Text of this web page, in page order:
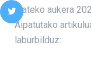
izateko aukera
Aipatutako
laburbilduz: